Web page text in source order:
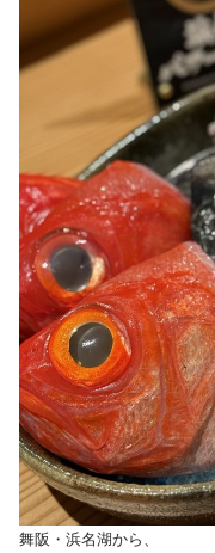
舞阪・浜名湖から、